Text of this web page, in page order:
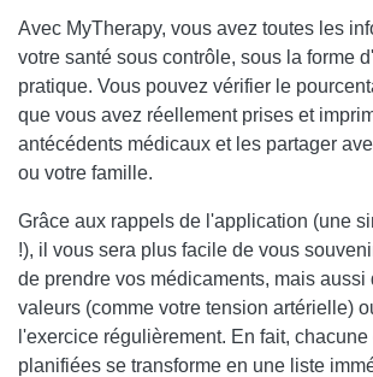
Avec MyTherapy, vous avez toutes les
votre santé sous contrôle, sous la forme
pratique. Vous pouvez vérifier le
que vous avez réellement prises et
antécédents médicaux et les partager
ou votre famille.
Grâce aux rappels de l'application (une
!), il vous sera plus facile de vous
de prendre vos médicaments, mais aussi
valeurs (comme votre tension artérielle)
l'exercice régulièrement. En fait,
planifiées se transforme en une liste